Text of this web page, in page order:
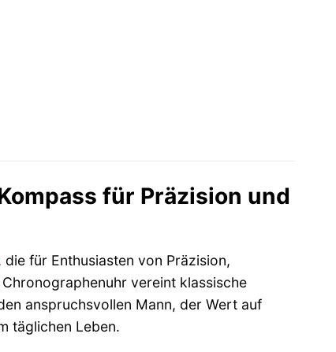
für Präzision und
die für Enthusiasten von Präzision,
vereint klassische
anspruchsvollen Mann, der Wert auf
täglichen Leben.